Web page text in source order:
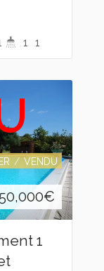
1 1
VENDU
€
1